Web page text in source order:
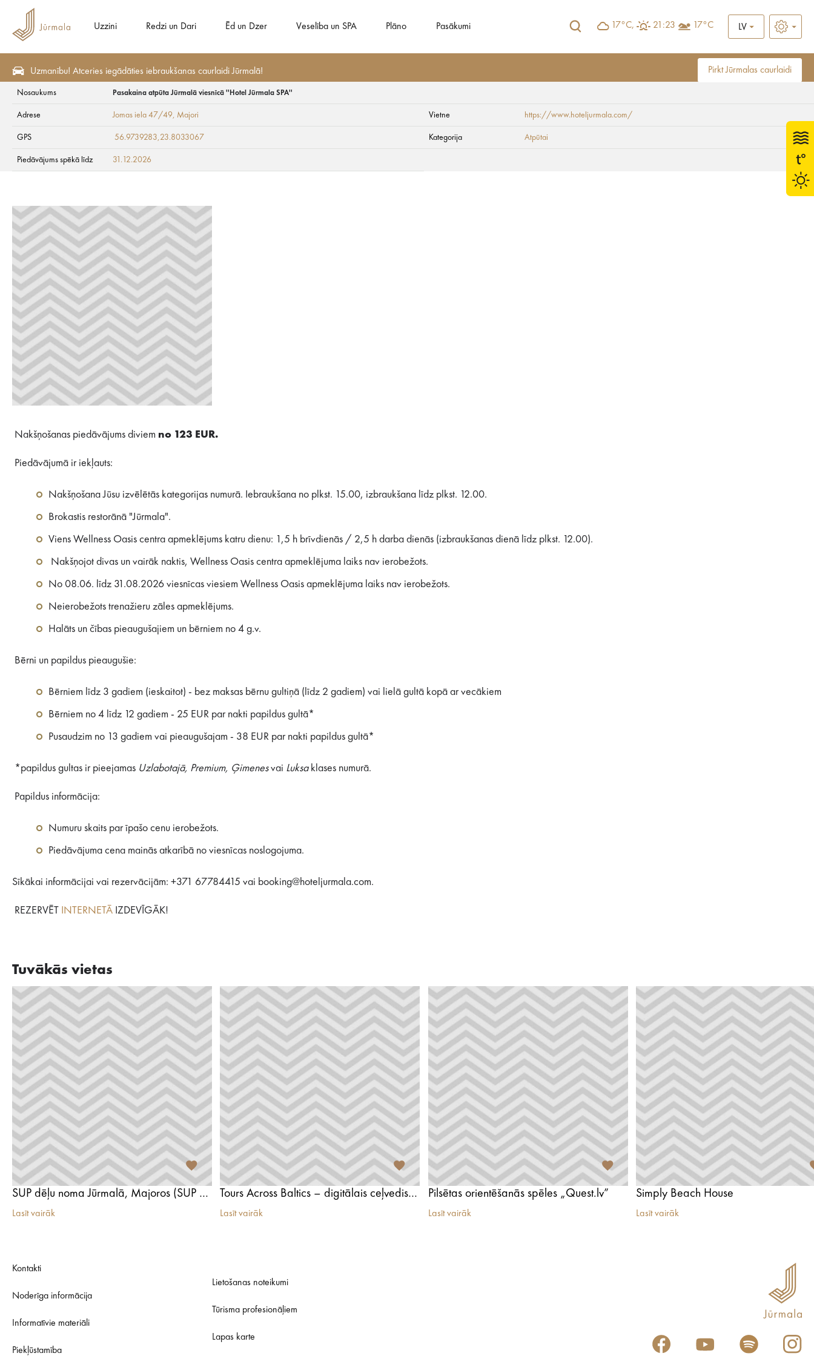
Uzzini Redzi un Dari Ēd un Dzer Veselība un SPA Plāno Pasākumi 17°C, 21:23 17°C LV
Uzmanību! Atceries iegādāties iebraukšanas caurlaidi Jūrmalā! Pirkt Jūrmalas caurlaidi
Pasakaina atpūta Jūrmalā viesnīcā ''Hotel Jūrmala SPA''
Nosaukums Pasakaina atpūta Jūrmalā viesnīcā ''Hotel Jūrmala SPA''
Adrese Jomas iela 47/49, Majori Vietne https://www.hoteljurmala.com/
GPS 56.9739283,23.8033067 Kategorija Atpūtai
Piedāvājums spēkā līdz 31.12.2026
Nakšņošanas piedāvājums diviem no 123 EUR.
Piedāvājumā ir iekļauts:
Nakšņošana Jūsu izvēlētās kategorijas numurā. Iebraukšana no plkst. 15.00, izbraukšana līdz plkst. 12.00.
Brokastis restorānā "Jūrmala".
Viens Wellness Oasis centra apmeklējums katru dienu: 1,5 h brīvdienās / 2,5 h darba dienās (izbraukšanas dienā līdz plkst. 12.00).
Nakšņojot divas un vairāk naktis, Wellness Oasis centra apmeklējuma laiks nav ierobežots.
No 08.06. līdz 31.08.2026 viesnīcas viesiem Wellness Oasis apmeklējuma laiks nav ierobežots.
Neierobežots trenažieru zāles apmeklējums.
Halāts un čības pieaugušajiem un bērniem no 4 g.v.
Bērni un papildus pieaugušie:
Bērniem līdz 3 gadiem (ieskaitot) - bez maksas bērnu gultiņā (līdz 2 gadiem) vai lielā gultā kopā ar vecākiem
Bērniem no 4 līdz 12 gadiem - 25 EUR par nakti papildus gultā*
Pusaudzim no 13 gadiem vai pieaugušajam - 38 EUR par nakti papildus gultā*
*papildus gultas ir pieejamas Uzlabotajā, Premium, Ģimenesvai Luksa klases numurā.
Papildus informācija:
Numuru skaits par īpašo cenu ierobežots.
Piedāvājuma cena mainās atkarībā no viesnīcas noslogojuma.
Sīkākai informācijai vai rezervācijām: +371 67784415 vai booking@hoteljurmala.com.
REZERVĒT INTERNETĀ IZDEVĪGĀK!
Tuvākās vietas
SUP dēļu noma Jūrmalā, Majoros (SUP Brothers)
Lasīt vairāk
Tours Across Baltics – digitālais ceļvedis Baltijas iepazīšanai
Lasīt vairāk
Pilsētas orientēšanās spēles „Quest.lv”
Lasīt vairāk
Simply Beach House
Lasīt vairāk
Kontakti
Noderīga informācija
Informatīvie materiāli
Piekļūstamība
Lietošanas noteikumi
Tūrisma profesionāļiem
Lapas karte